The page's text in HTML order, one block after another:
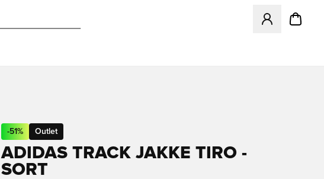
Åbner en
-51% Outlet
ADIDAS TRACK JAKKE TIRO -
SORT